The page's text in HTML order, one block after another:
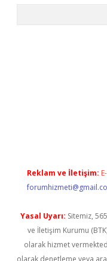
Reklam ve İletişim:
Yasal Uyarı: Sitemiz,
ve İletişim Kurumu
olarak hizmet
olarak denetleme veya